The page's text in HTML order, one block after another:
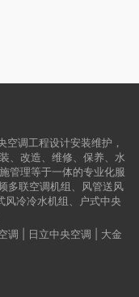
调工程设计安装维护，
、改造、维修、保养、水
管理等于一体的专业化服
多联空调机组、风管送风
风冷冷水机组、户式中央
调 日立中央空调
大金